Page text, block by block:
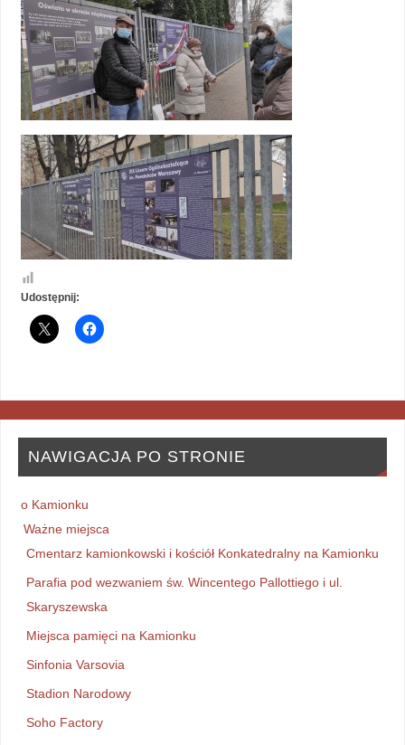
Udostępnij:
NAWIGACJA PO STRONIE
o Kamionku
Ważne miejsca
Cmentarz kamionkowski i kościół Konkatedralny na Kamionku
Parafia pod wezwaniem św. Wincentego Pallottiego i ul.
Skaryszewska
Miejsca pamięci na Kamionku
Sinfonia Varsovia
Stadion Narodowy
Soho Factory